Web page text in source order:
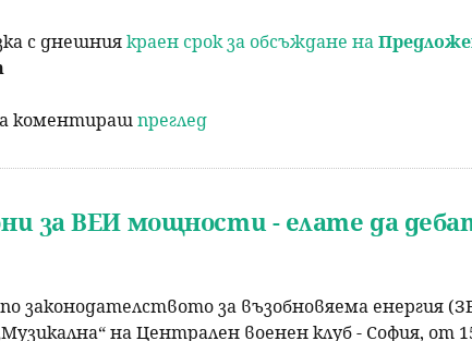
с днешниякраен срок за обсъждане на
коментирашпреглед
за ВЕИ мощности - елате да
законодателството за възобновяема енергия
на Централен военен клуб - София, от